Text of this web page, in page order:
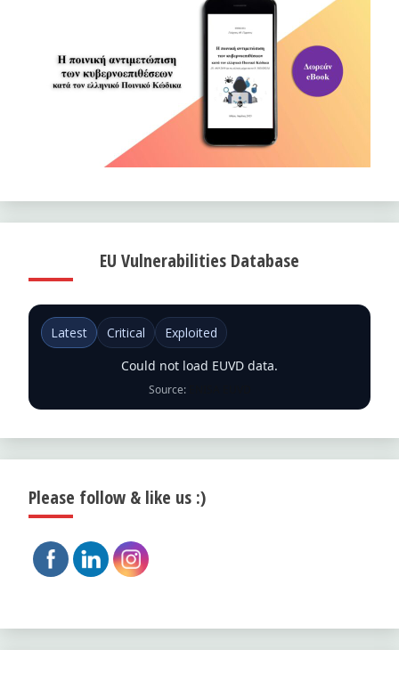
EU Vulnerabilities Database
Latest Critical
Exploited
Could not load EUVD data.
Source:
Please follow & like us :)